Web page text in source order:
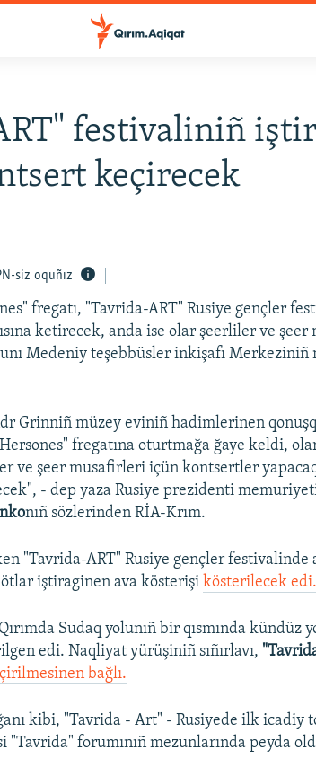
festivaliniñ
keçirecek
siz oquñız
fregatı, "Tavrida-ART" Rusiye gençler
ketirecek, anda ise olar şeerliler ve
Medeniy teşebbüsler inkişafı Merkeziniñ
Grinniñ müzey eviniñ hadimlerinen
fregatına oturtmağa ğaye keldi,
ve şeer musafirleri içün kontsertler
- dep yaza Rusiye prezidenti
nıñ sözlerinden RİA-Krım.
"Tavrida-ART" Rusiye gençler festivalinde
iştiraginen ava kösterişikösterilecek edi.
Sudaq yolunıñ bir qısmında kündüz
edi. Naqliyat yürüşiniñ sıñırlavı,
bağlı.
kibi, "Tavrida - Art" - Rusiyede ilk icadiy
"Tavrida" forumınıñ mezunlarında peyda